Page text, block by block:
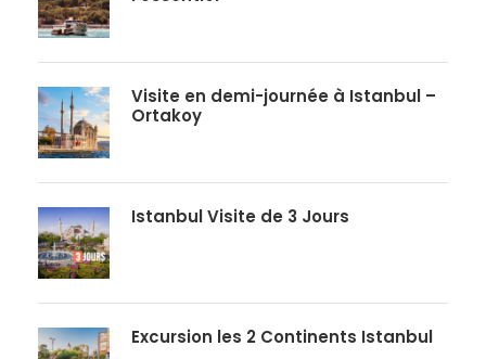
Visite en demi-journée à Istanbul –
Ortakoy
Istanbul Visite de 3 Jours
Excursion les 2 Continents Istanbul